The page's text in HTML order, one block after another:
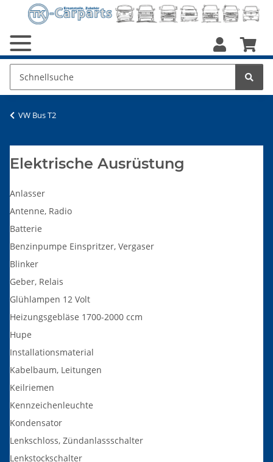
VW Bus T2
Elektrische Ausrüstung
Anlasser
Antenne, Radio
Batterie
Benzinpumpe Einspritzer, Vergaser
Blinker
Geber, Relais
Glühlampen 12 Volt
Heizungsgebläse 1700-2000 ccm
Hupe
Installationsmaterial
Kabelbaum, Leitungen
Keilriemen
Kennzeichenleuchte
Kondensator
Lenkschloss, Zündanlassschalter
Lenkstockschalter